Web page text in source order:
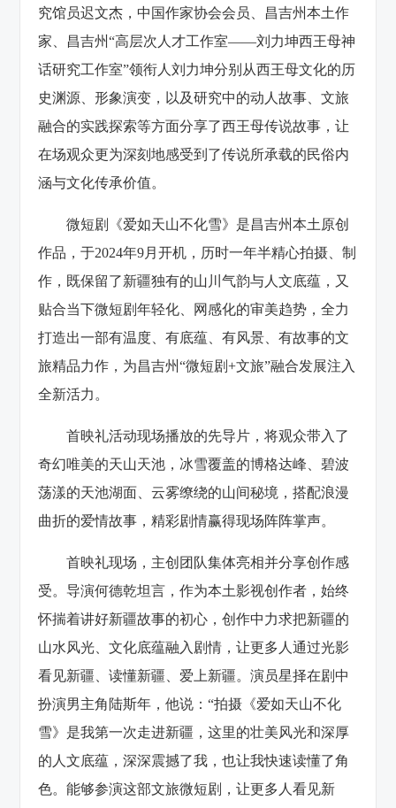
究馆员迟文杰，中国作家协会会员、昌吉州本土作
家、昌吉州“高层次人才工作室——刘力坤西王母神
话研究工作室”领衔人刘力坤分别从西王母文化的历
史渊源、形象演变，以及研究中的动人故事、文旅
融合的实践探索等方面分享了西王母传说故事，让
在场观众更为深刻地感受到了传说所承载的民俗内
涵与文化传承价值。
微短剧《爱如天山不化雪》是昌吉州本土原创
作品，于2024年9月开机，历时一年半精心拍摄、制
作，既保留了新疆独有的山川气韵与人文底蕴，又
贴合当下微短剧年轻化、网感化的审美趋势，全力
打造出一部有温度、有底蕴、有风景、有故事的文
旅精品力作，为昌吉州“微短剧+文旅”融合发展注入
全新活力。
首映礼活动现场播放的先导片，将观众带入了
奇幻唯美的天山天池，冰雪覆盖的博格达峰 、碧波
荡漾的天池湖面、云雾缭绕的山间秘境，搭配浪漫
曲折的爱情故事，精彩剧情赢得现场阵阵掌声。
首映礼现场，主创团队集体亮相并分享创作感
受。导演何德乾坦言，作为本土影视创作者，始终
怀揣着讲好新疆故事的初心，创作中力求把新疆的
山水风光、文化底蕴融入剧情，让更多人通过光影
看见新疆、读懂新疆、爱上新疆。演员星择在剧中
扮演男主角陆斯年，他说：“拍摄《爱如天山不化
雪》是我第一次走进新疆，这里的壮美风光和深厚
的人文底蕴，深深震撼了我，也让我快速读懂了角
色。能够参演这部文旅微短剧，让更多人看见新